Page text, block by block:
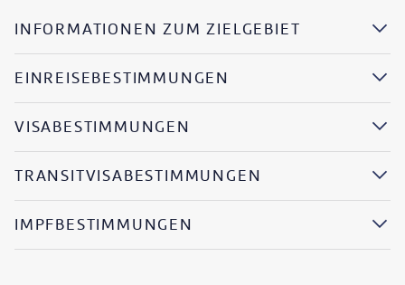
INFORMATIONEN ZUM ZIELGEBIET
EINREISEBESTIMMUNGEN
VISABESTIMMUNGEN
TRANSITVISABESTIMMUNGEN
IMPFBESTIMMUNGEN